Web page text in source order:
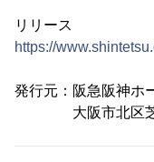
リリース
https://
発行元：阪急阪神ホ
大阪市北区芝